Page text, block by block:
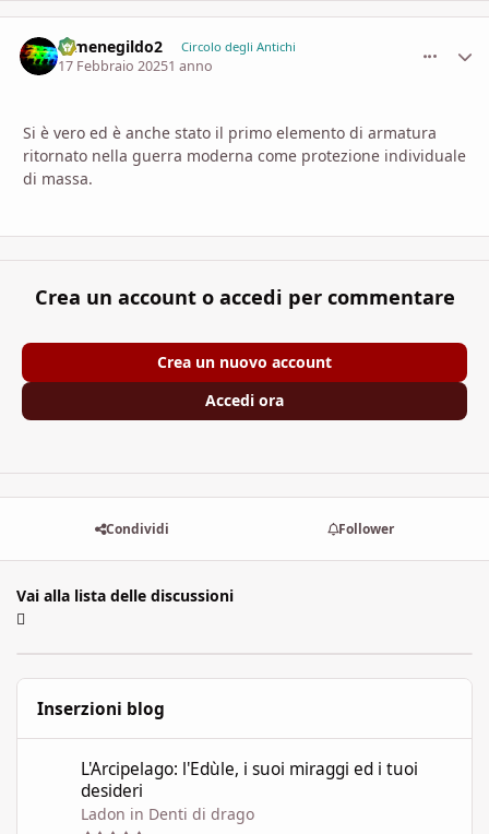
Ermenegildo2 Circolo degli Antichi
17 Febbraio 20251 anno
Si è vero ed è anche stato il primo elemento di armatura
ritornato nella guerra moderna come protezione individuale
di massa.
Crea un account o accedi per commentare
Crea un nuovo account
Accedi ora
Condividi Follower
Vai alla lista delle discussioni
Inserzioni blog
L'Arcipelago: l'Edùle, i suoi miraggi ed i tuoi
desideri
Ladon in Denti di drago